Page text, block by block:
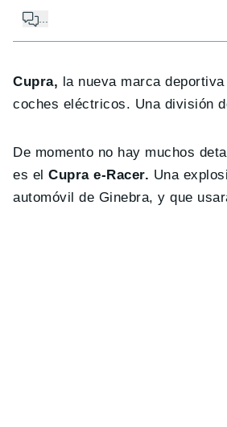
Cupra, la nueva marca deportiva
coches eléctricos. Una división
De momento no hay muchos
es elCupra e-Racer. Una
automóvil de Ginebra, y que